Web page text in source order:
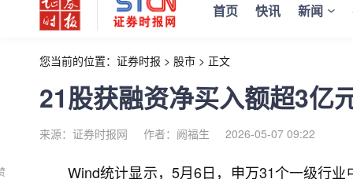
首页 快讯 新闻
您当前的位置： 证券时报 > 股市 > 正文
21股获融资净买入额超3亿
来源：证券时报网 作者：阙福生 2026-05-07 09:22
Wind统计显示，5月6日，申万31个一级行